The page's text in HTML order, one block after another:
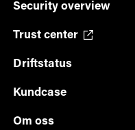
Security overview
Trust center
Driftstatus
Kundcase
Om oss